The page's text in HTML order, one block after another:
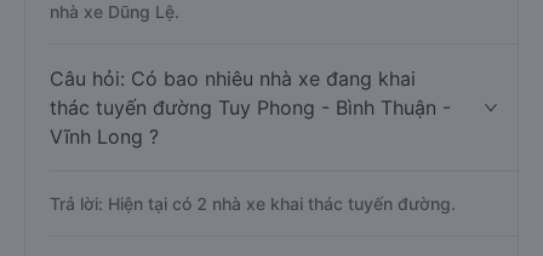
nhà xe Dũng Lệ.
Câu hỏi: Có bao nhiêu nhà xe đang khai
thác tuyến đường Tuy Phong - Bình Thuận -
Vĩnh Long ?
Trả lời: Hiện tại có 2 nhà xe khai thác tuyến đường.